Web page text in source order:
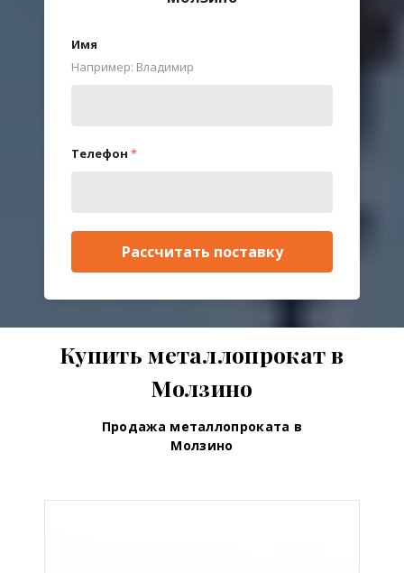
Имя
Например: Владимир
Телефон *
Рассчитать поставку
Купить металлопрокат в
Молзино
Продажа металлопроката в
Молзино